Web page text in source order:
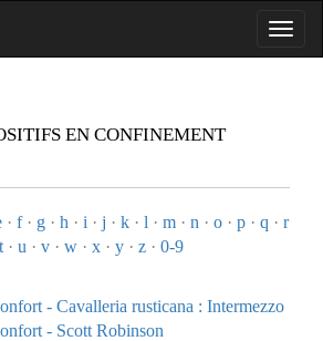
EN CONFINEMENT
· f· g· h · i · j · k· l · m· n · o· p· q · r
t· u · v· w· x· y· z· 0-9
- Cavalleria rusticana : Intermezzo
- Scott Robinson